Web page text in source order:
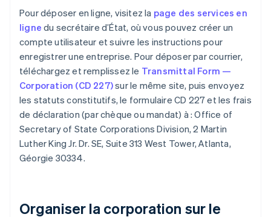
Pour déposer en ligne, visitez la page des services en
ligne du secrétaire d’État, où vous pouvez créer un
compte utilisateur et suivre les instructions pour
enregistrer une entreprise. Pour déposer par courrier,
téléchargez et remplissez le Transmittal Form —
Corporation (CD 227)sur le même site, puis envoyez
les statuts constitutifs, le formulaire CD 227 et les frais
de déclaration (par chèque ou mandat) à : Office of
Secretary of State Corporations Division, 2 Martin
Luther King Jr. Dr. SE, Suite 313 West Tower, Atlanta,
Géorgie 30334.
Organiser la corporation sur le